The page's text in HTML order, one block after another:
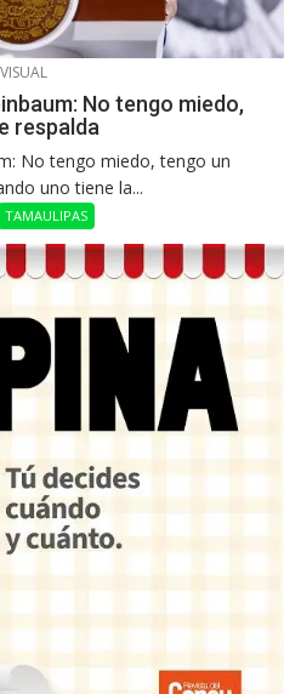
No tengo miedo,
respalda
No tengo miedo, tengo un
uno tiene la...
TAMAULIPAS